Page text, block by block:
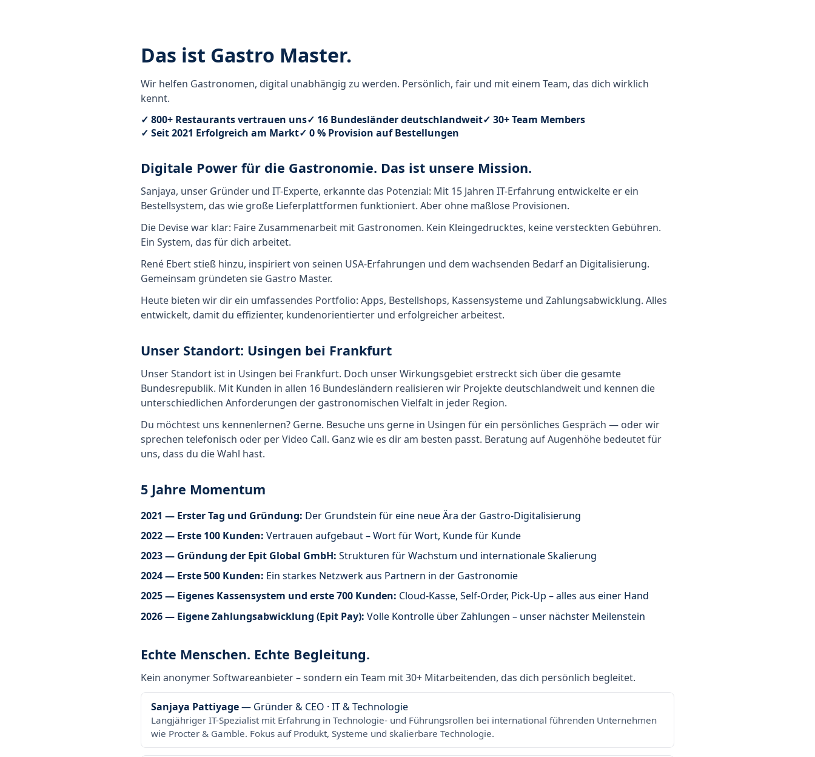
Das ist Gastro Master.
Wir helfen Gastronomen, digital unabhängig zu werden. Persönlich, fair und mit einem Team, das dich wirklich
kennt.
✓ 800+ Restaurants vertrauen uns✓ 16 Bundesländer deutschlandweit✓ 30+ Team Members
✓ Seit 2021 Erfolgreich am Markt✓ 0 % Provision auf Bestellungen
Digitale Power für die Gastronomie. Das ist unsere Mission.
Sanjaya, unser Gründer und IT-Experte, erkannte das Potenzial: Mit 15 Jahren IT-Erfahrung entwickelte er ein
Bestellsystem, das wie große Lieferplattformen funktioniert. Aber ohne maßlose Provisionen.
Die Devise war klar: Faire Zusammenarbeit mit Gastronomen. Kein Kleingedrucktes, keine versteckten Gebühren.
Ein System, das für dich arbeitet.
René Ebert stieß hinzu, inspiriert von seinen USA-Erfahrungen und dem wachsenden Bedarf an Digitalisierung.
Gemeinsam gründeten sie Gastro Master.
Heute bieten wir dir ein umfassendes Portfolio: Apps, Bestellshops, Kassensysteme und Zahlungsabwicklung. Alles
entwickelt, damit du effizienter, kundenorientierter und erfolgreicher arbeitest.
Unser Standort: Usingen bei Frankfurt
Unser Standort ist in Usingen bei Frankfurt. Doch unser Wirkungsgebiet erstreckt sich über die gesamte
Bundesrepublik. Mit Kunden in allen 16 Bundesländern realisieren wir Projekte deutschlandweit und kennen die
unterschiedlichen Anforderungen der gastronomischen Vielfalt in jeder Region.
Du möchtest uns kennenlernen? Gerne. Besuche uns gerne in Usingen für ein persönliches Gespräch — oder wir
sprechen telefonisch oder per Video Call. Ganz wie es dir am besten passt. Beratung auf Augenhöhe bedeutet für
uns, dass du die Wahl hast.
5 Jahre Momentum
2021 — Erster Tag und Gründung: Der Grundstein für eine neue Ära der Gastro-Digitalisierung
2022 — Erste 100 Kunden: Vertrauen aufgebaut – Wort für Wort, Kunde für Kunde
2023 — Gründung der Epit Global GmbH: Strukturen für Wachstum und internationale Skalierung
2024 — Erste 500 Kunden: Ein starkes Netzwerk aus Partnern in der Gastronomie
2025 — Eigenes Kassensystem und erste 700 Kunden: Cloud-Kasse, Self-Order, Pick-Up – alles aus einer Hand
2026 — Eigene Zahlungsabwicklung (Epit Pay): Volle Kontrolle über Zahlungen – unser nächster Meilenstein
Echte Menschen. Echte Begleitung.
Kein anonymer Softwareanbieter – sondern ein Team mit 30+ Mitarbeitenden, das dich persönlich begleitet.
Sanjaya Pattiyage— Gründer & CEO · IT & Technologie
Langjähriger IT-Spezialist mit Erfahrung in Technologie- und Führungsrollen bei international führenden Unternehmen
wie Procter & Gamble. Fokus auf Produkt, Systeme und skalierbare Technologie.